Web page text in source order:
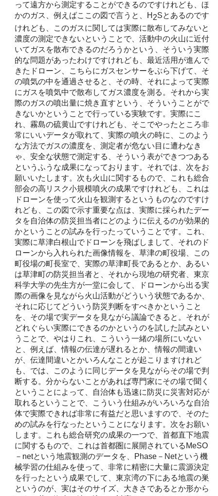
って遠方から測定することができるのですけれども、ほ
かのガス、例えばここの図で言うと、H 2Sとあるのです
けれども、このガスに関しては実際に散布してみないと
濃度の測定できないということで、活動中の火山に近付
いてガスを散布できるのだろうかという、そういう実際
的な問題があったわけですけれども、最近活用が進んで
きたドローン、こちらにガスセンサーをぶら下げて、そ
の噴気の中を通過させると、その時、それによって実際
にガスを噴気中で散布してガス濃度を測る。それから実
際のガスの噴出量に焼き直すという、そういうことがで
きないかということで行っている実験です。実際にこ
れ、霧島の硫黄山ですけれども、そこでやったところ非
常にいいデータが取れて、実際の噴火の時に、このよう
な方法でガスの濃度を、測定者が危ない目に遭わなき
ゃ、安全な状態で測定する、そういう表ができつつある
というふうな成果になっております。それでは、次をお
願いいたします。次も火山に関するもので、これも総合
部会の高リスク小規模噴火の成果ですけれども、これは
ドローンを使って火山を観測するというものなのですけ
れども、この図で示す重要な点は、実際に採られたデー
タを自治体の防災担当者にどのように伝えるのが効果的
かということの試みを行ったっていうことです。これ、
実際に草津白根山でドローンを飛ばしまして、それのド
ローンから入れられた画像情報を、草津の町役場、この
町役場の町長室で、実際の草津町長であるとか、あるい
は草津町の防災担当者と、それから現地の研究者、東京
科学大学の先生方が一堂に会して、ドローンから出る実
際の画像を見ながら火山活動がどういう状態であるか、
それに応じてどういう防災判断をすべきかということ
を、その場で実データを見ながら議論できると。それが
どれぐらい実際にできるのかというのを試した試みとい
うことで、やはりこれ、こういう一緒の場所にいない
と、例えば、情報の伝達が遅れるとか、情報の間違い
が、伝達間違いとかいろんなことが起こりますけれど
も、では、このように同じデータを見ながらその場で判
断する。分からないことがあれば専門家にその場で聞く
ということによって、自治体も迅速に防災に災害対応が
取れるということで、こういう仕組みがいろいろな自治
体で実際できれば非常に有益だと思いますので、そのた
めの試みを行なったということになります。次をお願い
します。これも総合研究の成果の一つで、首都直下地震
に関するもので、これは首都圏に展開されているMeSO
－netという地震観測のデータを、Phase－Netという機
械学習の仕組みを使って、非常に精密に大量に震源決定
を行ったという成果でして、東京湾の下にある地震の巣
というのが、実はそのサイズ、大きさであるとか形から